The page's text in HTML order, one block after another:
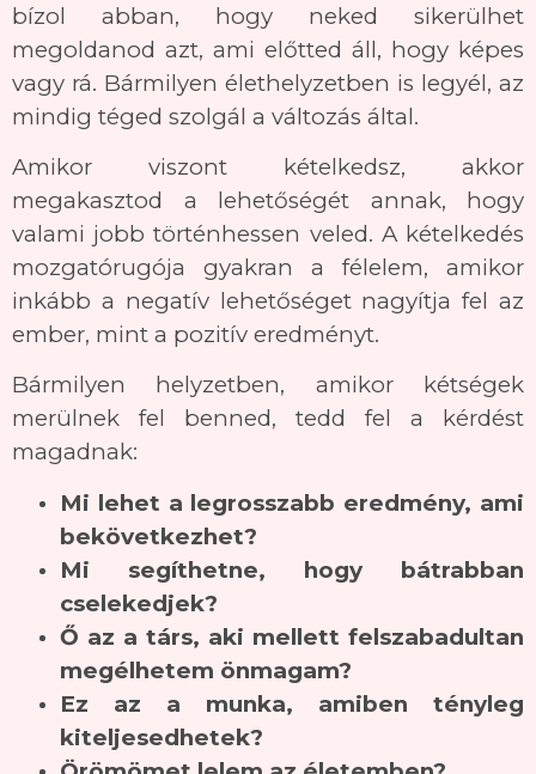
bízol abban, hogy neked sikerülhet
megoldanod azt, ami előtted áll, hogy képes
vagy rá. Bármilyen élethelyzetben is legyél, az
mindig téged szolgál a változás által.
Amikor viszont kételkedsz, akkor
megakasztod a lehetőségét annak, hogy
valami jobb történhessen veled. A kételkedés
mozgatórugója gyakran a félelem, amikor
inkább a negatív lehetőséget nagyítja fel az
ember, mint a pozitív eredményt.
Bármilyen helyzetben, amikor kétségek
merülnek fel benned, tedd fel a kérdést
magadnak:
Mi lehet a legrosszabb eredmény, ami
bekövetkezhet?
Mi segíthetne, hogy bátrabban
cselekedjek?
Ő az a társ, aki mellett felszabadultan
megélhetem önmagam?
Ez az a munka, amiben tényleg
kiteljesedhetek?